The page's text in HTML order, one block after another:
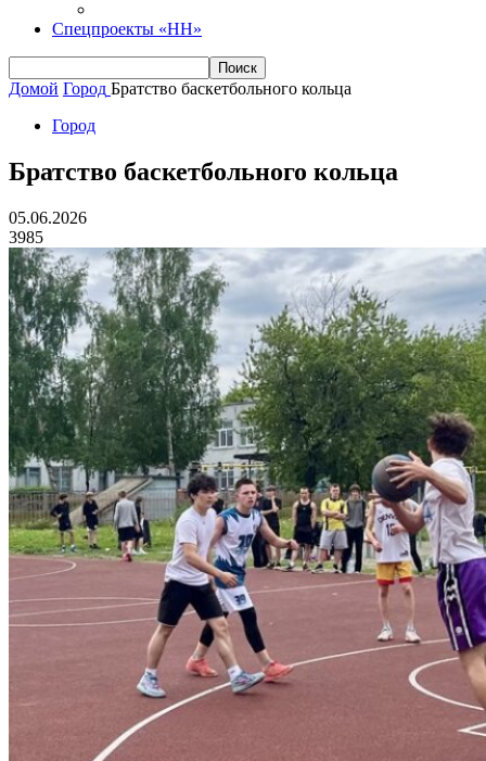
Спецпроекты «НН»
Домой Город Братство баскетбольного кольца
Город
Братство баскетбольного кольца
05.06.2026
3985